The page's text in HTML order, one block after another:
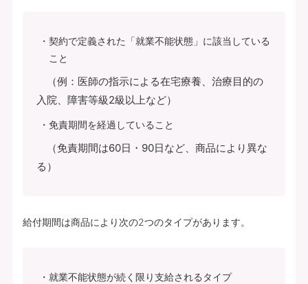
契約で定義された「就業不能状態」に該当している
こと
（例：医師の指示による在宅療養、治療目的の
入院、障害等級2級以上など）
免責期間を経過していること
（免責期間は60日・90日など、商品により異な
る）
給付期間は商品により次の2つのタイプがあります。
就業不能状態が続く限り支給されるタイプ